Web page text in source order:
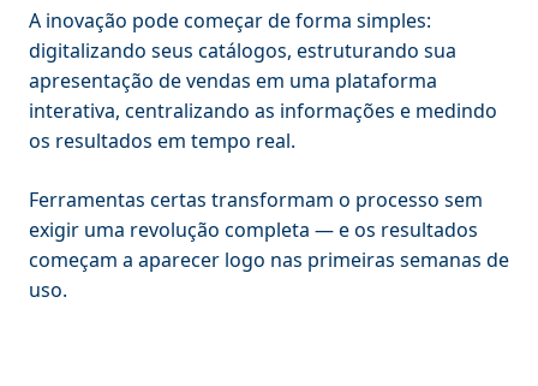
A inovação pode começar de forma simples:
digitalizando seus catálogos, estruturando sua
apresentação de vendas em uma plataforma
interativa, centralizando as informações e medindo
os resultados em tempo real.
Ferramentas certas transformam o processo sem
exigir uma revolução completa — e os resultados
começam a aparecer logo nas primeiras semanas de
uso.